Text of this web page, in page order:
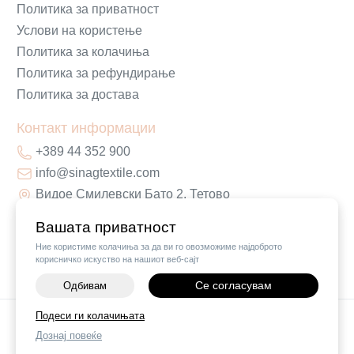
Вашата приватност
Ние користиме колачиња за да ви го овозможиме најдоброто
корисничко искуство на нашиот веб-сајт
Одбивам Се согласувам
Подеси ги колачињата
Дознај повеќе
+
Политика за приватност
Услови на користење
Политика за колачиња
Политика за рефундирање
Политика за достава
Контакт информации
+389 44 352 900
info@sinagtextile.com
Видое Смилевски Бато 2, Тетово
©2026Vendor x
Поставки за колачиња